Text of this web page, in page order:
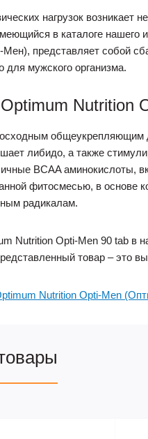
нагрузок возникает
в каталоге нашего
представляет собой
мужского организма.
Nutrition
общеукрепляющим
либидо, а также
BCAA аминокислоты,
фитосмесью, в основе
радикалам.
Nutrition Opti-Men 90 tab в
товар – это
Nutrition Opti-Men